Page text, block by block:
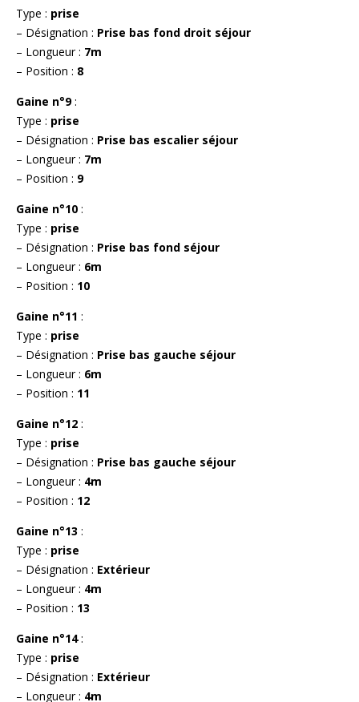
Type : prise
– Désignation : Prise bas fond droit séjour
– Longueur : 7m
– Position : 8
Gaine n°9:
Type : prise
– Désignation : Prise bas escalier séjour
– Longueur : 7m
– Position : 9
Gaine n°10 :
Type : prise
– Désignation : Prise bas fond séjour
– Longueur : 6m
– Position : 10
Gaine n°11 :
Type : prise
– Désignation : Prise bas gauche séjour
– Longueur : 6m
– Position : 11
Gaine n°12 :
Type : prise
– Désignation : Prise bas gauche séjour
– Longueur : 4m
– Position : 12
Gaine n°13 :
Type : prise
– Désignation : Extérieur
– Longueur : 4m
– Position : 13
Gaine n°14:
Type : prise
– Désignation : Extérieur
– Longueur : 4m